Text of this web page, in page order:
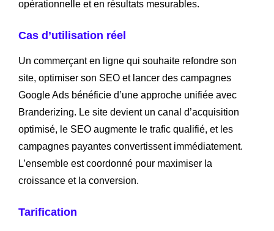
opérationnelle et en résultats mesurables.
Cas d’utilisation réel
Un commerçant en ligne qui souhaite refondre son
site, optimiser son SEO et lancer des campagnes
Google Ads bénéficie d’une approche unifiée avec
Branderizing. Le site devient un canal d’acquisition
optimisé, le SEO augmente le trafic qualifié, et les
campagnes payantes convertissent immédiatement.
L’ensemble est coordonné pour maximiser la
croissance et la conversion.
Tarification